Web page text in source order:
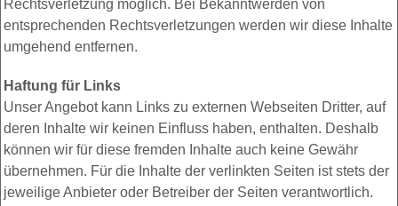
Rechtsverletzung möglich. Bei Bekanntwerden von
entsprechenden Rechtsverletzungen werden wir diese Inhalte
umgehend entfernen.
Haftung für Links
Unser Angebot kann Links zu externen Webseiten Dritter, auf
deren Inhalte wir keinen Einfluss haben, enthalten. Deshalb
können wir für diese fremden Inhalte auch keine Gewähr
übernehmen. Für die Inhalte der verlinkten Seiten ist stets der
jeweilige Anbieter oder Betreiber der Seiten verantwortlich.